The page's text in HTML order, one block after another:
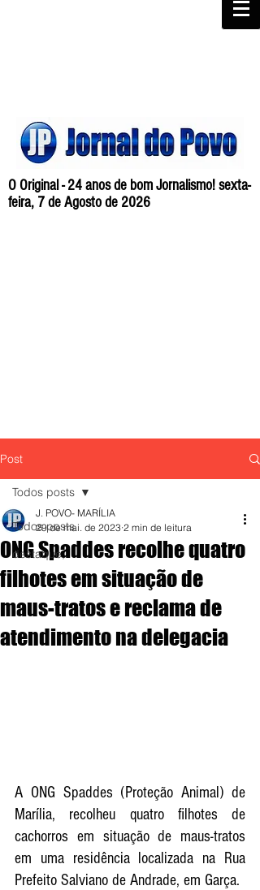
O Original - 24 anos de bom Jornalismo! sexta-
feira, 7 de Agosto de 2026
Post
Todos posts
destaque,
Todos posts
ONG Spaddes recolhe quatro
filhotes em situação de
maus-tratos e reclama de
atendimento na delegacia
J. POVO- MARÍLIA
29 de mai. de 2023 2 min de leitura
A ONG Spaddes (Proteção Animal) de
Marília, recolheu quatro filhotes de
cachorros em situação de maus-tratos
em uma residência localizada na Rua
Prefeito Salviano de Andrade, em Garça.